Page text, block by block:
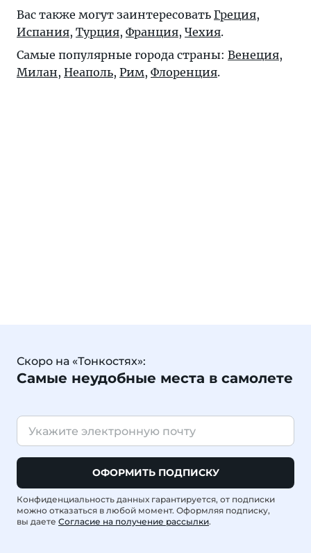
Вас также могут заинтересовать Греция,
Испания, Турция, Франция, Чехия.
Самые популярные города страны: Венеция,
Милан, Неаполь, Рим, Флоренция.
Скоро на «Тонкостях»:
Самые неудобные места в самолете
ОФОРМИТЬ ПОДПИСКУ
Конфиденциальность данных гарантируется, от подписки
можно отказаться в любой момент. Оформляя подписку,
вы даете Согласие на получение рассылки.